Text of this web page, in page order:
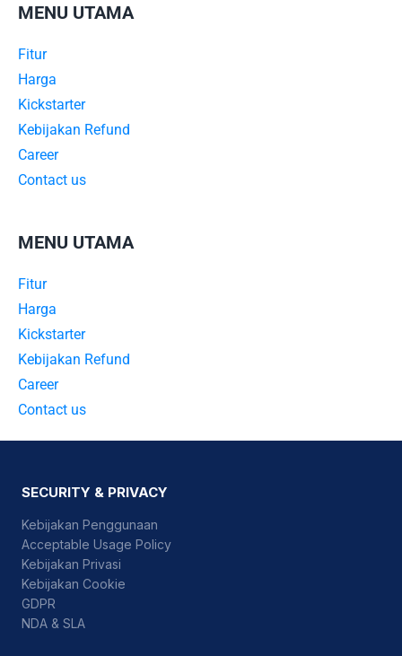
MENU UTAMA
Fitur
Harga
Kickstarter
Kebijakan Refund
Career
Contact us
MENU UTAMA
Fitur
Harga
Kickstarter
Kebijakan Refund
Career
Contact us
SECURITY & PRIVACY
Kebijakan Penggunaan
Acceptable Usage Policy
Kebijakan Privasi
Kebijakan Cookie
GDPR
NDA & SLA